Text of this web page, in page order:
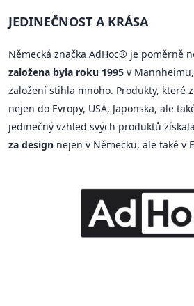
JEDINEČNOST A KRÁSA
Německá značka AdHoc® je poměrně
založena byla roku 1995 v
založení stihla mnoho. Produkty, které
nejen do Evropy, USA, Japonska, ale
jedinečný vzhled svých produktů
za design nejen v Německu, ale také v